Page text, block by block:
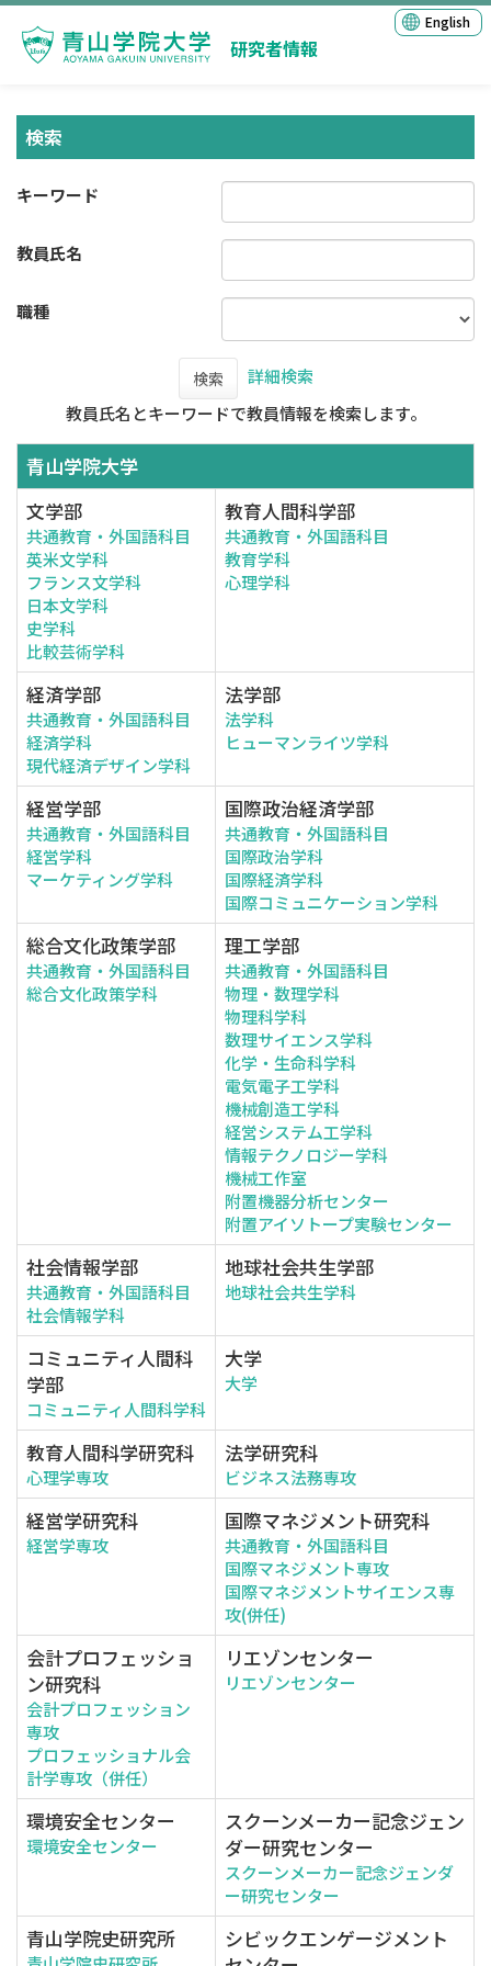
研究者情報
English
検索
キーワード
教員氏名
職種
検索
詳細検索
教員氏名とキーワードで教員情報を検索します。
青山学院大学
文学部
共通教育・外国語科目
英米文学科
フランス文学科
日本文学科
史学科
比較芸術学科
教育人間科学部
共通教育・外国語科目
教育学科
心理学科
経済学部
共通教育・外国語科目
経済学科
現代経済デザイン学科
法学部
法学科
ヒューマンライツ学科
経営学部
共通教育・外国語科目
経営学科
マーケティング学科
国際政治経済学部
共通教育・外国語科目
国際政治学科
国際経済学科
国際コミュニケーション学科
総合文化政策学部
共通教育・外国語科目
総合文化政策学科
理工学部
共通教育・外国語科目
物理・数理学科
物理科学科
数理サイエンス学科
化学・生命科学科
電気電子工学科
機械創造工学科
経営システム工学科
情報テクノロジー学科
機械工作室
附置機器分析センター
附置アイソトープ実験センター
社会情報学部
共通教育・外国語科目
社会情報学科
地球社会共生学部
地球社会共生学科
コミュニティ人間科
学部
コミュニティ人間科学科
大学
大学
教育人間科学研究科
心理学専攻
法学研究科
ビジネス法務専攻
経営学研究科
経営学専攻
国際マネジメント研究科
共通教育・外国語科目
国際マネジメント専攻
国際マネジメントサイエンス専
攻(併任)
会計プロフェッショ
ン研究科
会計プロフェッション
専攻
プロフェッショナル会
計学専攻（併任）
リエゾンセンター
リエゾンセンター
環境安全センター
環境安全センター
スクーンメーカー記念ジェン
ダー研究センター
スクーンメーカー記念ジェンダ
ー研究センター
青山学院史研究所
シビックエンゲージメント